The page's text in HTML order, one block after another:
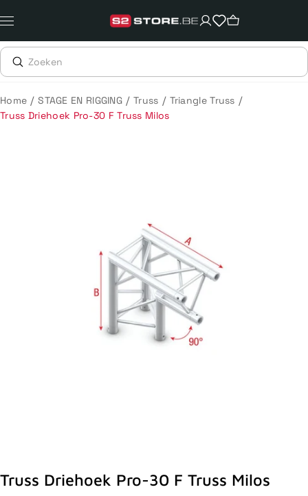
naar
content
Home / STAGE EN RIGGING / Truss / Triangle Truss /
Truss Driehoek Pro-30 F Truss Milos
Truss Driehoek Pro-30 F Truss Milos